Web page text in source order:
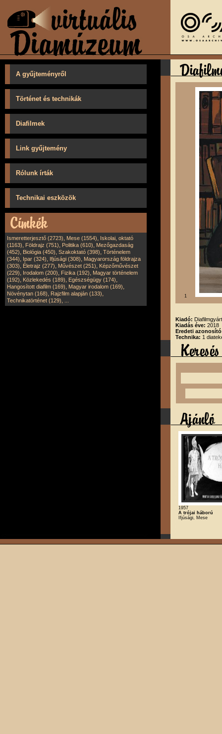
A gyűjteményről
Történet és technikák
Diafilmek
Link gyűjtemény
Rólunk írták
Technikai eszközök
Ismeretterjesztő (2723), Mese (1554), Iskolai, oktató
(1163), Földrajz (751), Politika (610), Mezőgazdaság
(452), Biológia (450), Szakoktató (398), Történelem
(344), Ipar (324), Ifjúsági (308), Magyarország földrajza
(303), Életrajz (277), Művészet (251), Képzőművészet
(229), Irodalom (200), Fizika (192), Magyar történelem
(192), Közlekedés (189), Egészségügy (174),
Hangosított diafilm (169), Magyar irodalom (169),
Növénytan (168), Rajzfilm alapján (133),
Technikatörténet (129),
1
Kiadó:
Kiadás éve: 2018
Eredeti
Technika: 1
1957
A trójai háború
Ifjúsági, Mese